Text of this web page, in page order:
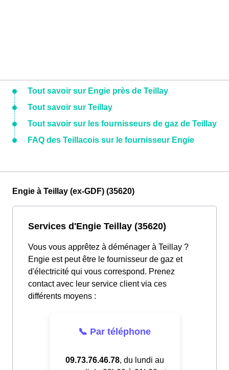
Tout savoir sur Engie près de Teillay
Tout savoir sur Teillay
Tout savoir sur les fournisseurs de gaz de Teillay
FAQ des Teillacois sur le fournisseur Engie
Engie à Teillay (ex-GDF) (35620)
Services d'Engie Teillay (35620)
Vous vous apprêtez à déménager à Teillay ?
Engie est peut être le fournisseur de gaz et
d'électricité qui vous correspond. Prenez
contact avec leur service client via ces
différents moyens :
📞 Par téléphone
09.73.76.46.78, du lundi au